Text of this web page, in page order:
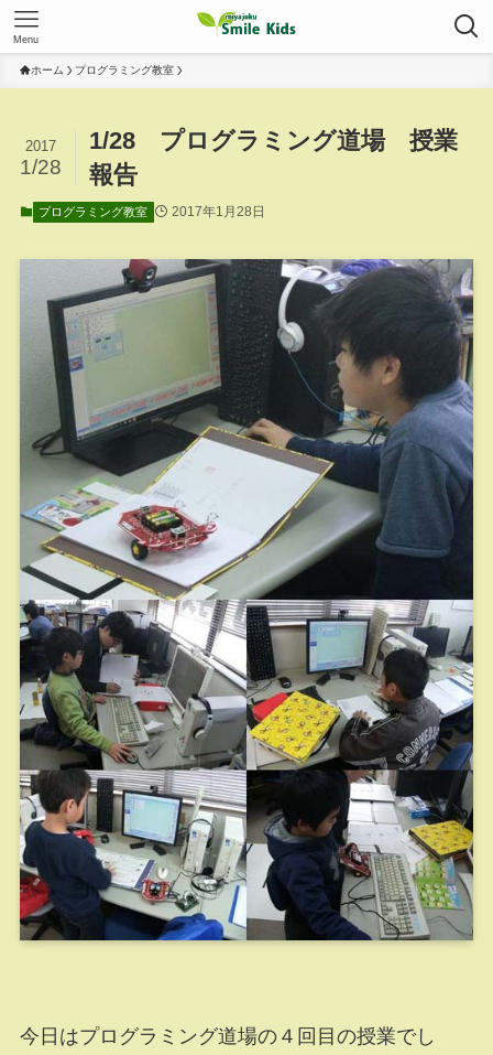
Menu
ホーム プログラミング教室
1/28 プログラミング道場 授業
報告
2017
1/28
プログラミング教室 2017年1月28日
今日はプログラミング道場の４回目の授業でし